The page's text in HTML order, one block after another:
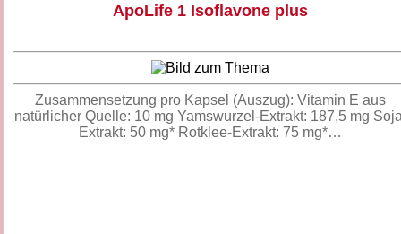
ApoLife 1 Isoflavone plus
Zusammensetzung pro Kapsel (Auszug): Vitamin E aus
natürlicher Quelle: 10 mg Yamswurzel-Extrakt: 187,5 mg
Extrakt: 50 mg* Rotklee-Extrakt: 75 mg*…